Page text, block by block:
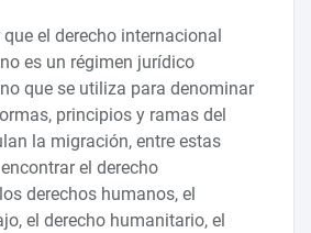
el derecho internacional
es un régimen jurídico
que se utiliza para denominar
principios y ramas del
la migración, entre estas
el derecho
derechos humanos, el
el derecho humanitario, el